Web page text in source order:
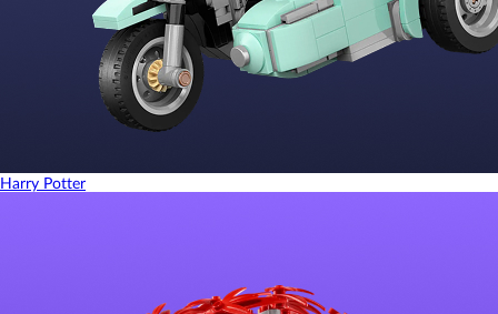
Harry Potter